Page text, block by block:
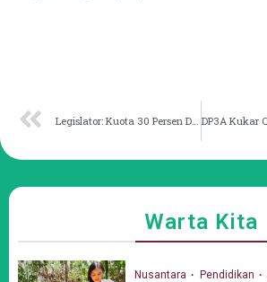
Warta Kita
Nusantara Pendidikan